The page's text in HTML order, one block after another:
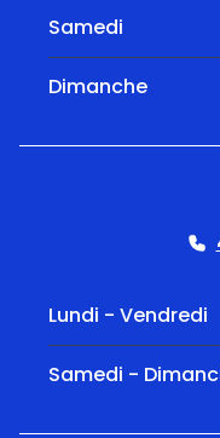
Samedi
Dimanche
Lundi - Vendredi
Samedi -